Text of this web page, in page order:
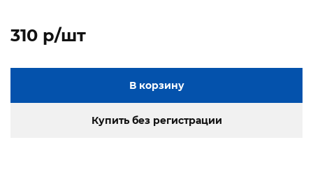
310 p/шт
В корзину
Купить без регистрации